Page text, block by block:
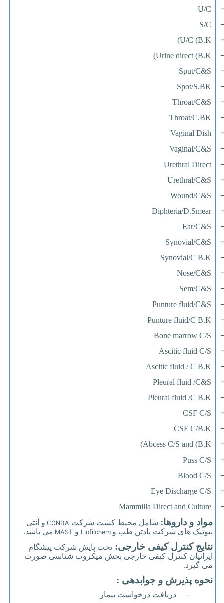
U/C
S/C
U/C (B.K)
Urine direct (B.K)
Sput/C&S
Spot/S.BK
Throat/C&S
Throat/C.BK
Vaginal Dish
Vaginal/C&S
Urethral Direct
Urethral/C&S
Wound/C&S
Diphteria/D.Smear
Ear/C&S
Synovial/C&S
Synovial/C B.K
Nose/C&S
Sem/C&S
Punture fluid/C&S
Punture fluid/C B.K
Bone marrow C/S
Ascitic fluid C/S
Ascitic fluid / C B.K
Pleural fluid /C&S
Pleural fluid /C B.K
CSF C/S
CSF C/B.K
Abcess C/S and (B.K)
Puss C/S
Blood C/S
Eye Discharge C/S
Mammilla Direct and Culture
مواد و داروها: شامل محیط کشت شرکت CONDA و آنتی
بیوتیک های شرکت پادتن طب و Liofilchem و MAST می باشد.
نتایج کنترل کیفی خارجی: تحت پایش شرکت پیشگام
ایرانیان کنترل کیفی خارجی بخش میکروب شناسی صورت
می گیرد.
نحوه پذیرش و جوابدهی :
- دریافت درخواست بیمار